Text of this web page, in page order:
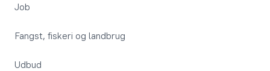
Job
Fangst, fiskeri og landbrug
Udbud